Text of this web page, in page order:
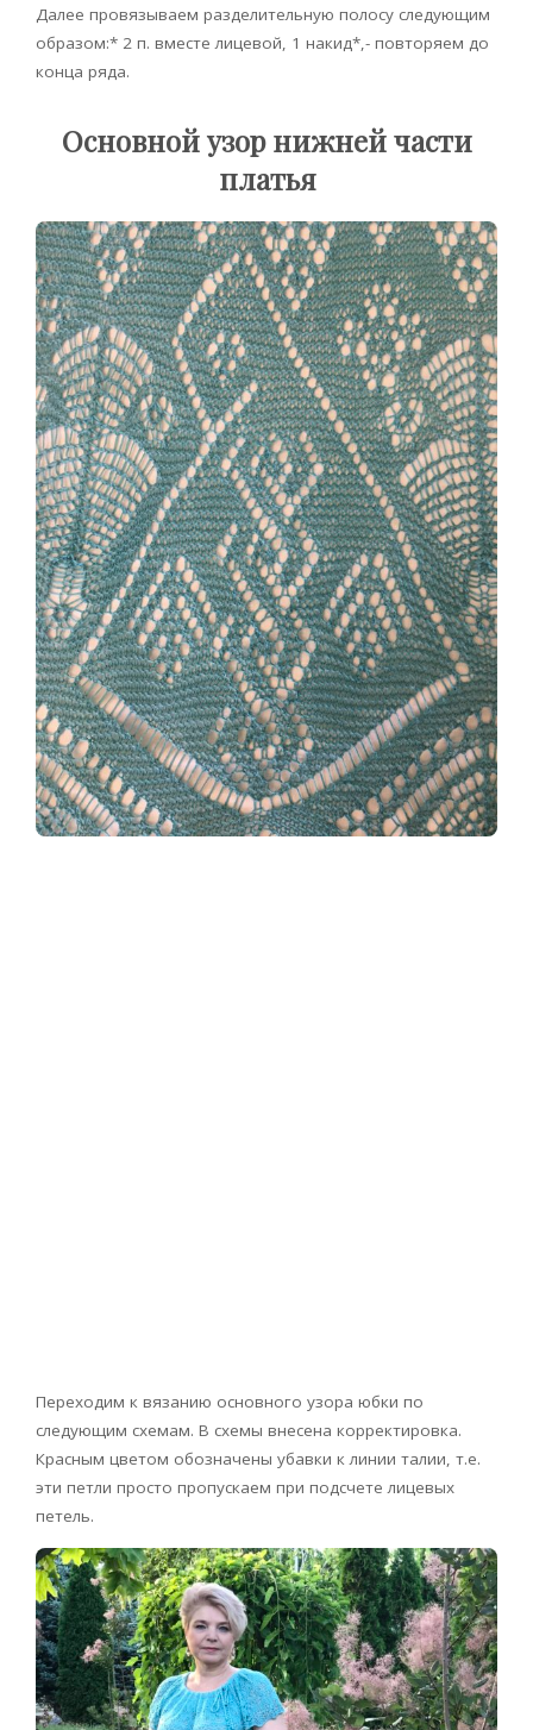
Далее провязываем разделительную полосу следующим
образом:* 2 п. вместе лицевой, 1 накид*,- повторяем до
конца ряда.
Основной узор нижней части
платья
Переходим к вязанию основного узора юбки по
следующим схемам. В схемы внесена корректировка.
Красным цветом обозначены убавки к линии талии, т.е.
эти петли просто пропускаем при подсчете лицевых
петель.